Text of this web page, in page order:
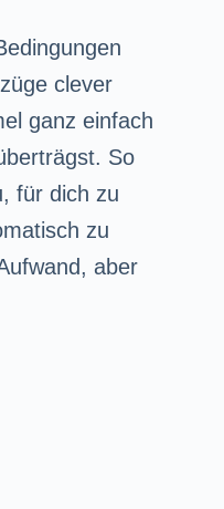
clever
ganz einfach
So
für dich zu
zu
aber